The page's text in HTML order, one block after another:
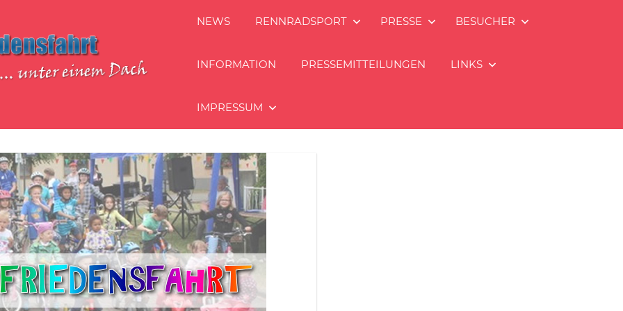
NEWS RENNRADSPORT PRESSE BESUCHER
INFORMATION PRESSEMITTEILUNGEN LINKS
IMPRESSUM